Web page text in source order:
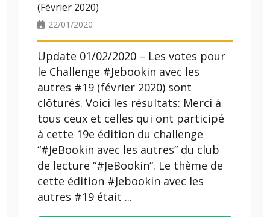
(Février 2020)
22/01/2020
Update 01/02/2020 – Les votes pour
le Challenge #Jebookin avec les
autres #19 (février 2020) sont
clôturés. Voici les résultats: Merci à
tous ceux et celles qui ont participé
à cette 19e édition du challenge
“#JeBookin avec les autres” du club
de lecture “#JeBookin“. Le thème de
cette édition #Jebookin avec les
autres #19 était ...